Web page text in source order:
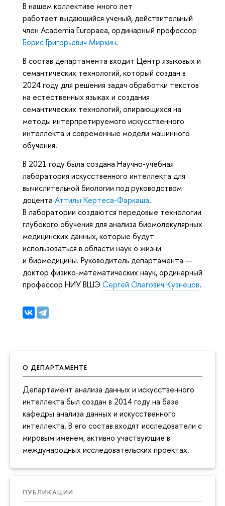
О ДЕПАРТАМЕНТЕ
Департамент анализа данных и искусственного
интеллекта был создан в 2014 году на базе
кафедры анализа данных и искусственного
интеллекта. В его состав входят исследователи с
мировым именем, активно участвующие в
международных исследовательских проектах.
ПУБЛИКАЦИИ
В нашем коллективе много лет
работает выдающийся ученый, действительный
член Academia Europaea, ординарный профессор
Борис Григорьевич Миркин.
В состав департамента входит Центр языковых и
семантических технологий, который создан в
2024 году для решения задач обработки текстов
на естественных языках и создания
семантических технологий, опирающихся на
методы интерпретируемого искусственного
интеллекта и современные модели машинного
обучения.
В 2021 году была создана Научно-учебная
лаборатория искусственного интеллекта для
вычислительной биологии под руководством
доцента Аттилы Кертеса-Фаркаша.
В лаборатории создаются передовые технологии
глубокого обучения для анализа биомолекулярных
медицинских данных, которые будут
использоваться в области наук о жизни
и биомедицины. Руководитель департамента —
доктор физико-математических наук, ординарный
профессор НИУ ВШЭ Сергей Олегович Кузнецов.